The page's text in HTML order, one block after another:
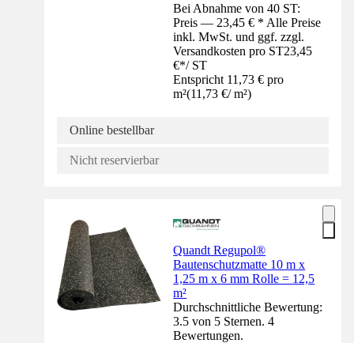
Bei Abnahme von 40 ST:
Preis — 23,45 € * Alle Preise
inkl. MwSt. und ggf. zzgl.
Versandkosten pro ST23,45
€*/ ST
Entspricht 11,73 € pro
m²(11,73 €/ m²)
Online bestellbar
Nicht reservierbar
Quandt Regupol®
Bautenschutzmatte 10 m x
1,25 m x 6 mm Rolle = 12,5
m²
Durchschnittliche Bewertung:
3.5 von 5 Sternen. 4
Bewertungen.